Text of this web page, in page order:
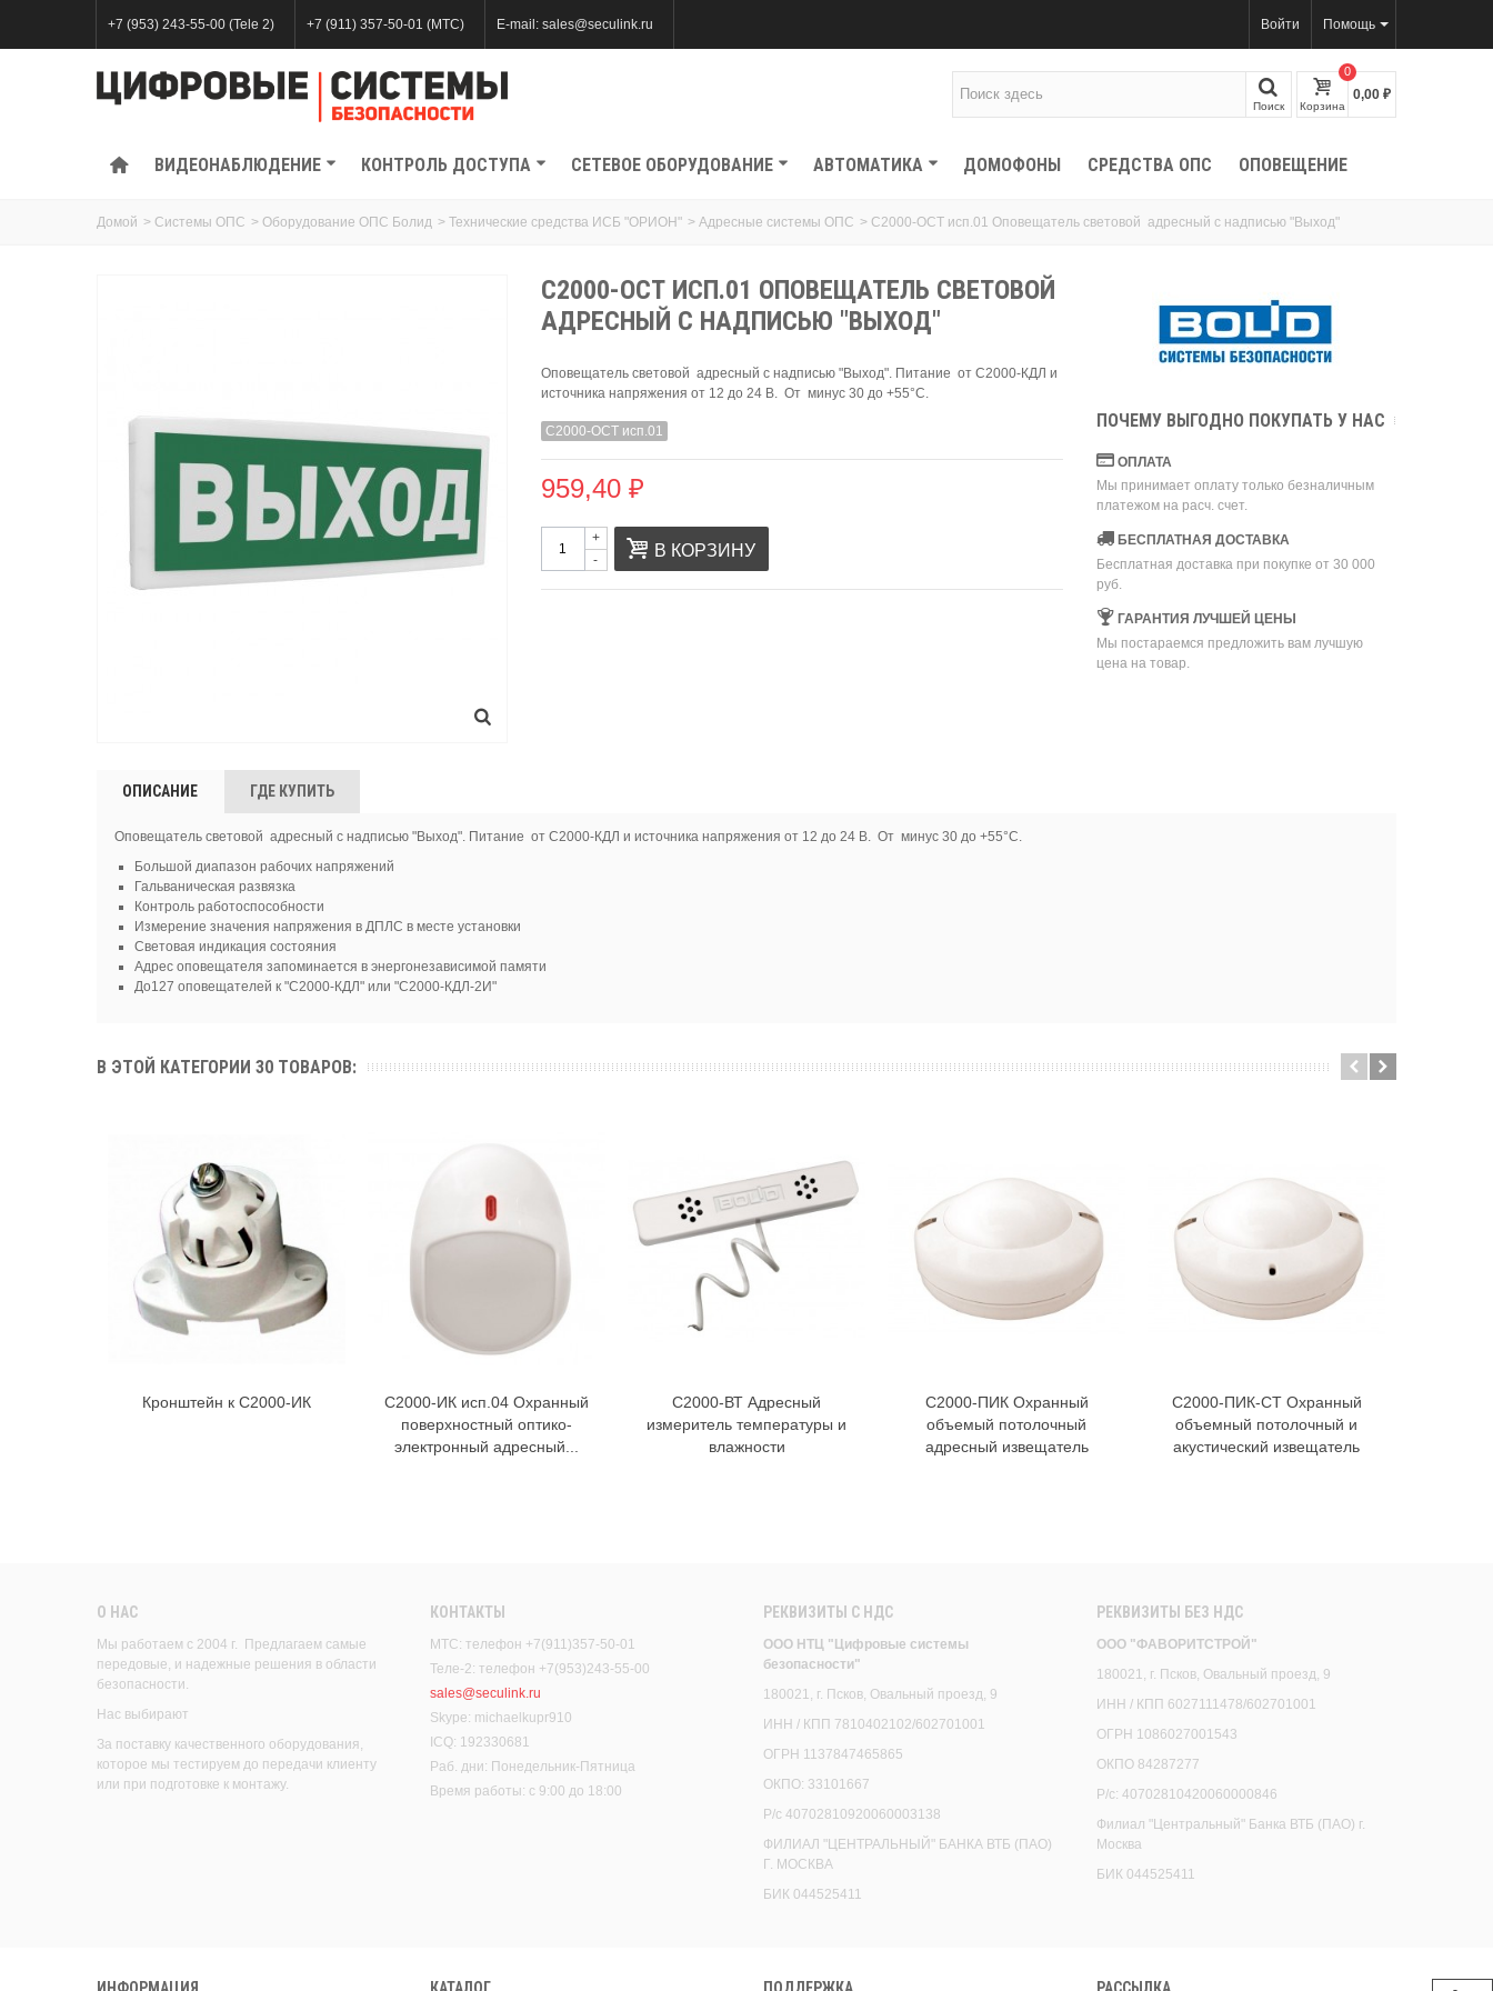
Помощь
+7 (953) 243-55-00 (Tele 2) +7 (911) 357-50-01 (МТС) E-mail: sales@seculink.ru Войти
Поиск Корзина
0
0,00 ₽
ВИДЕОНАБЛЮДЕНИЕ КОНТРОЛЬ ДОСТУПА СЕТЕВОЕ ОБОРУДОВАНИЕ АВТОМАТИКА ДОМОФОНЫ СРЕДСТВА ОПС ОПОВЕЩЕНИЕ
Домой > Системы ОПС > Оборудование ОПС Болид > Технические средства ИСБ "ОРИОН" > Адресные системы ОПС > С2000-ОСТ исп.01 Оповещатель световой адресный с надписью "Выход"
С2000-ОСТ ИСП.01 ОПОВЕЩАТЕЛЬ СВЕТОВОЙ
АДРЕСНЫЙ С НАДПИСЬЮ "ВЫХОД"
Оповещатель световой адресный с надписью "Выход". Питание от С2000-КДЛ и
источника напряжения от 12 до 24 В. От минус 30 до +55°С.
С2000-ОСТ исп.01
959,40 ₽
-
+
В КОРЗИНУ
ПОЧЕМУ ВЫГОДНО ПОКУПАТЬ У НАС
ОПЛАТА
Мы принимает оплату только безналичным
платежом на расч. счет.
БЕСПЛАТНАЯ ДОСТАВКА
Бесплатная доставка при покупке от 30 000
руб.
ГАРАНТИЯ ЛУЧШЕЙ ЦЕНЫ
Мы постараемся предложить вам лучшую
цена на товар.
ОПИСАНИЕ ГДЕ КУПИТЬ
Оповещатель световой адресный с надписью "Выход". Питание от С2000-КДЛ и источника напряжения от 12 до 24 В. От минус 30 до +55°С.
Большой диапазон рабочих напряжений
Гальваническая развязка
Контроль работоспособности
Измерение значения напряжения в ДПЛС в месте установки
Световая индикация состояния
Адрес оповещателя запоминается в энергонезависимой памяти
До127 оповещателей к "С2000-КДЛ" или "С2000-КДЛ-2И"
В ЭТОЙ КАТЕГОРИИ 30 ТОВАРОВ:
В корзину
Кронштейн к С2000-ИК В корзину
С2000-ИК исп.04 Охранный
поверхностный оптико-
электронный адресный...
В корзину
С2000-ВТ Адресный
измеритель температуры и
влажности
В корзину
С2000-ПИК Охранный
объемый потолочный
адресный извещатель
В корзину
С2000-ПИК-СТ Охранный
объемный потолочный и
акустический извещатель
О НАС
Мы работаем с 2004 г. Предлагаем самые
передовые, и надежные решения в области
безопасности.
Нас выбирают
За поставку качественного оборудования,
которое мы тестируем до передачи клиенту
или при подготовке к монтажу.
КОНТАКТЫ
МТС: телефон +7(911)357-50-01
Теле-2: телефон +7(953)243-55-00
sales@seculink.ru
Skype: michaelkupr910
ICQ: 192330681
Раб. дни: Понедельник-Пятница
Время работы: с 9:00 до 18:00
РЕКВИЗИТЫ C НДС
ООО НТЦ "Цифровые системы
безопасности"
180021, г. Псков, Овальный проезд, 9
ИНН / КПП 7810402102/602701001
ОГРН 1137847465865
ОКПО: 33101667
Р/с 40702810920060003138
ФИЛИАЛ "ЦЕНТРАЛЬНЫЙ" БАНКА ВТБ (ПАО)
Г. МОСКВА
БИК 044525411
РЕКВИЗИТЫ БЕЗ НДС
ООО "ФАВОРИТСТРОЙ"
180021, г. Псков, Овальный проезд, 9
ИНН / КПП 6027111478/602701001
ОГРН 1086027001543
ОКПО 84287277
Р/с: 40702810420060000846
Филиал "Центральный" Банка ВТБ (ПАО) г.
Москва
БИК 044525411
ИНФОРМАЦИЯ КАТАЛОГ ПОДДЕРЖКА РАССЫЛКА